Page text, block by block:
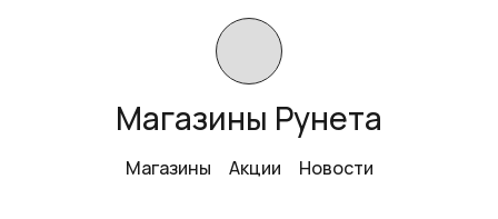
Магазины Рунета
Магазины Акции Новости